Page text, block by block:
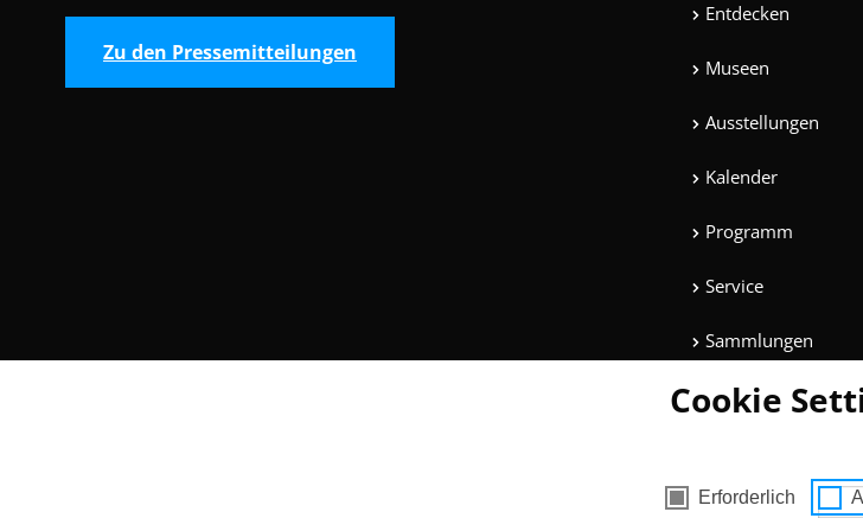
Zu den Pressemitteilungen
Entdecken
Museen
Ausstellungen
Kalender
Programm
Service
Sammlungen
Magazine
Unterhaltung
Cookie
Consent Selection | Auswahl der Cookies mit Zustimmung
Erforderlich